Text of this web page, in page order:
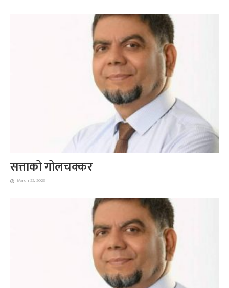
सत्ताको गोलचक्कर
March 22, 2023